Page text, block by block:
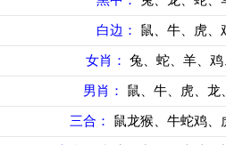
白边： 鼠、牛、虎、
女肖： 兔、蛇、羊、
男肖： 鼠、牛、虎、龙
三合： 鼠龙猴、牛蛇鸡、